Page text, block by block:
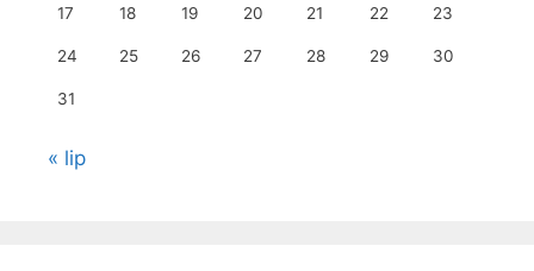
17 18 19 20 21 22 23
24 25 26 27 28 29 30
31
« lip